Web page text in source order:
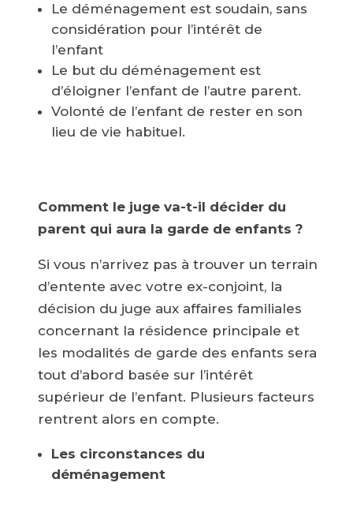
Le déménagement est soudain, sans
considération pour l’intérêt de
l’enfant
Le but du déménagement est
d’éloigner l’enfant de l’autre parent.
Volonté de l’enfant de rester en son
lieu de vie habituel.
Comment le juge va-t-il décider du
parent qui aura la garde de enfants ?
Si vous n’arrivez pas à trouver un terrain
d’entente avec votre ex-conjoint, la
décision du juge aux affaires familiales
concernant la résidence principale et
les modalités de garde des enfants sera
tout d’abord basée sur l’intérêt
supérieur de l’enfant. Plusieurs facteurs
rentrent alors en compte.
Les circonstances du
déménagement